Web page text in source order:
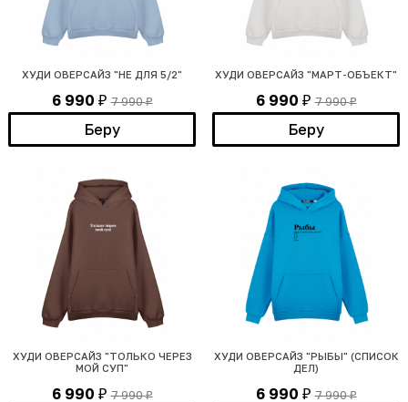
ХУДИ ОВЕРСАЙЗ "НЕ ДЛЯ 5/2"
6 990 ₽ 7 990₽
Беру
ХУДИ ОВЕРСАЙЗ "МАРТ-ОБЪЕКТ"
6 990 ₽ 7 990₽
Беру
ХУДИ ОВЕРСАЙЗ "ТОЛЬКО ЧЕРЕЗ
МОЙ СУП"
6 990 ₽ 7 990₽
ХУДИ ОВЕРСАЙЗ "РЫБЫ" (СПИСОК
ДЕЛ)
6 990 ₽ 7 990₽